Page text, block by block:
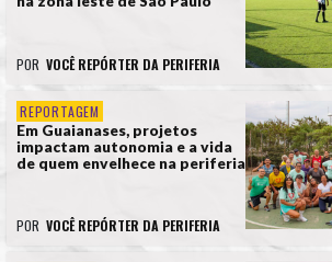
POR VOCÊ REPÓRTER DA PERIFERIA
REPORTAGEM
Em Guaianases, projetos
impactam autonomia e a vida
de quem envelhece na periferia
POR VOCÊ REPÓRTER DA PERIFERIA